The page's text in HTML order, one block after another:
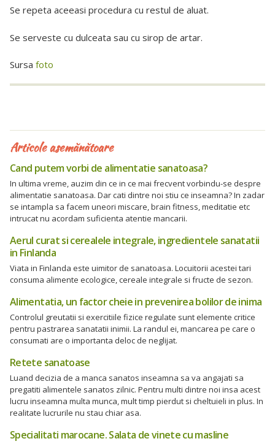
Se repeta aceeasi procedura cu restul de aluat.
Se serveste cu dulceata sau cu sirop de artar.
Sursa foto
Articole asemănătoare
Cand putem vorbi de alimentatie sanatoasa?
In ultima vreme, auzim din ce in ce mai frecvent vorbindu-se despre
alimentatie sanatoasa. Dar cati dintre noi stiu ce inseamna? In zadar
se intampla sa facem uneori miscare, brain fitness, meditatie etc
intrucat nu acordam suficienta atentie mancarii.
Aerul curat si cerealele integrale, ingredientele sanatatii
in Finlanda
Viata in Finlanda este uimitor de sanatoasa. Locuitorii acestei tari
consuma alimente ecologice, cereale integrale si fructe de sezon.
Alimentatia, un factor cheie in prevenirea bolilor de inima
Controlul greutatii si exercitiile fizice regulate sunt elemente critice
pentru pastrarea sanatatii inimii. La randul ei, mancarea pe care o
consumati are o importanta deloc de neglijat.
Retete sanatoase
Luand decizia de a manca sanatos inseamna sa va angajati sa
pregatiti alimentele sanatos zilnic. Pentru multi dintre noi insa acest
lucru inseamna multa munca, mult timp pierdut si cheltuieli in plus. In
realitate lucrurile nu stau chiar asa.
Specialitati marocane. Salata de vinete cu masline